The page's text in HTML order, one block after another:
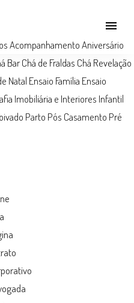
menu
AcompanhamentoAniversário
BarChá de Fraldas Chá Revelação
Natal Ensaio Família Ensaio
Imobiliária e Interiores Infantil
Parto Pós Casamento Pré